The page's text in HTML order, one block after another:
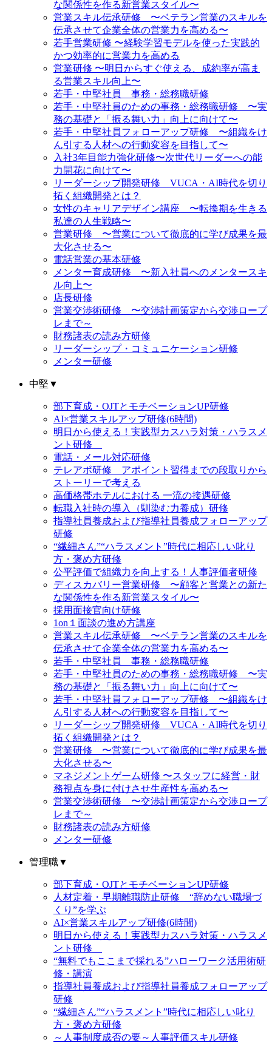
な関係性を作る新営業スタイル〜
営業スキル伝承研修 〜ベテラン営業のスキルを
伝承させて企業全体の営業力を高める〜
若手営業研修 〜経験学習モデルを使った実践的
かつ効率的に営業力を高める
営業研修 〜明日からすぐ使える、成約率が高ま
る営業スキル向上〜
若手・中堅社員 事務・総務職研修
若手・中堅社員のための事務・総務職研修 〜実
務の基礎と「振る舞い力」向上に向けて〜
若手・中堅社員フォローアップ研修 〜組織をけ
ん引する人材への行動変容を目指して〜
入社3年目能力強化研修〜次世代リーダーへの能
力開花に向けて〜
リーダーシップ開発研修 VUCA・AI時代を切り
拓く組織開発とは？
女性のキャリアデザイン講座 〜転換期を生きる
私達の人生戦略〜
営業研修 〜営業について徹底的に学び成果を最
大化させる〜
電話営業の基本研修
メンター育成研修 〜新入社員へのメンタースキ
ル向上〜
店長研修
営業交渉術研修 〜交渉計画策定から交渉ロープ
レまで～
財務諸表の読み方研修
リーダーシップ・コミュニケーション研修
メンター研修
中堅 ▼
部下育成・OJTとモチベーションUP研修
AI×営業スキルアップ研修(6時間)
明日から使える！実践型カスハラ対策・ハラスメ
ント研修
電話・メール対応研修
テレアポ研修 アポイント習得までの段取りから
ストーリーで考える
高価格帯ホテルにおける 一流の接遇研修
転職入社時の導入（馴染む力養成）研修
指導社員養成および指導社員養成フォローアップ
研修
“繊細さん”“ハラスメント”時代に相応しい叱り
方・褒め方研修
公平評価で組織力を向上する！人事評価者研修
ディスカバリー営業研修 〜顧客と営業との新た
な関係性を作る新営業スタイル〜
採用面接官向け研修
1on１面談の進め方講座
営業スキル伝承研修 〜ベテラン営業のスキルを
伝承させて企業全体の営業力を高める〜
若手・中堅社員 事務・総務職研修
若手・中堅社員のための事務・総務職研修 〜実
務の基礎と「振る舞い力」向上に向けて〜
若手・中堅社員フォローアップ研修 〜組織をけ
ん引する人材への行動変容を目指して〜
リーダーシップ開発研修 VUCA・AI時代を切り
拓く組織開発とは？
営業研修 〜営業について徹底的に学び成果を最
大化させる〜
マネジメントゲーム研修 〜スタッフに経営・財
務視点を身に付けさせ生産性を高める〜
営業交渉術研修 〜交渉計画策定から交渉ロープ
レまで～
財務諸表の読み方研修
メンター研修
管理職▼
部下育成・OJTとモチベーションUP研修
人材定着・早期離職防止研修 “辞めない職場づ
くり”を学ぶ
AI×営業スキルアップ研修(6時間)
明日から使える！実践型カスハラ対策・ハラスメ
ント研修
“無料でもここまで採れる”ハローワーク活用術研
修・講演
指導社員養成および指導社員養成フォローアップ
研修
“繊細さん”“ハラスメント”時代に相応しい叱り
方・褒め方研修
～人事制度成否の要～人事評価スキル研修